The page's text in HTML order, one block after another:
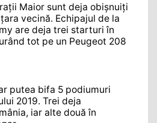
Maior sunt deja obișnuiți
vecină. Echipajul de la
are deja trei starturi în
tot pe un Peugeot 208
putea bifa 5 podiumuri
2019. Trei deja
iar alte două în